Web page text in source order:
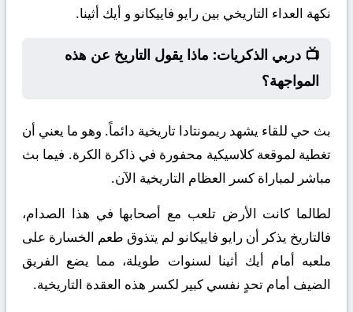
نكهة العداء التاريخي بين رايو فاييكانو و أيك أثينا.
📺 دربي الذكريات: ماذا يقول التاريخ عن هذه
المواجهة؟
بث حي للقاء يشهد ريمونتادا تاريخية دائماً. وهو ما يعني أن
تغطية لموقعة كلاسيكية محفورة في ذاكرة الكرة. فيما بث
مباشر لمباراة كسر العظام التاريخية الآن.
لطالما كانت الأرض تلعب مع أصحابها في هذا الصدام،
فالتاريخ يذكر أن رايو فاييكانو لم يتذوق طعم الخسارة على
ملعبه أمام أيك أثينا لسنوات طويلة، مما يضع الفريق
الضيف أمام تحدٍ نفسي كبير لكسر هذه العقدة التاريخية.